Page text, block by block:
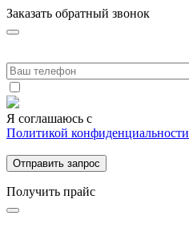
Заказать обратный звонок
⁨⁨⁨Я соглашаюсь с
Политикой конфиденциальности
Получить прайс